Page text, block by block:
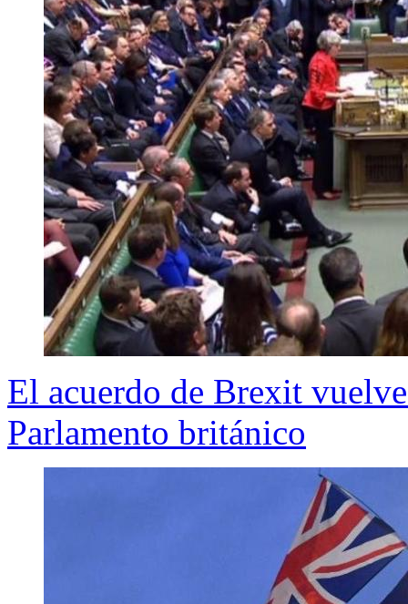
El acuerdo de Brexit
Parlamento británico